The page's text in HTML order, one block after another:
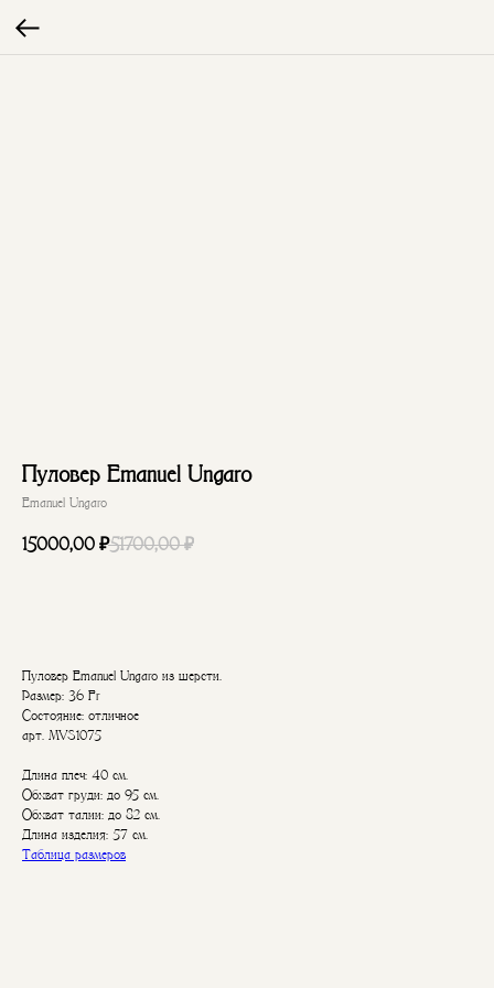
Пуловер Emanuel Ungaro
Emanuel Ungaro
15000,00 ₽51700,00 ₽
Пуловер Emanuel Ungaro из шерсти.
Размер: 36 Fr
Состояние: отличное
арт. MVS1075
Длина плеч: 40 см.
Обхват груди: до 95 см.
Обхват талии: до 82 см.
Длина изделия: 57 см.
Таблица размеров